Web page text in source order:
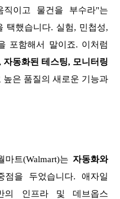
직이고 물건을 부수라"는
택했습니다. 실험, 민첩성,
포함해서 말이죠. 이처럼
동화된 테스팅, 모니터링
은 품질의 새로운 기능과
트(Walmart)는 자동화와
점을 두었습니다. 애자일
의 인프라 및 데브옵스